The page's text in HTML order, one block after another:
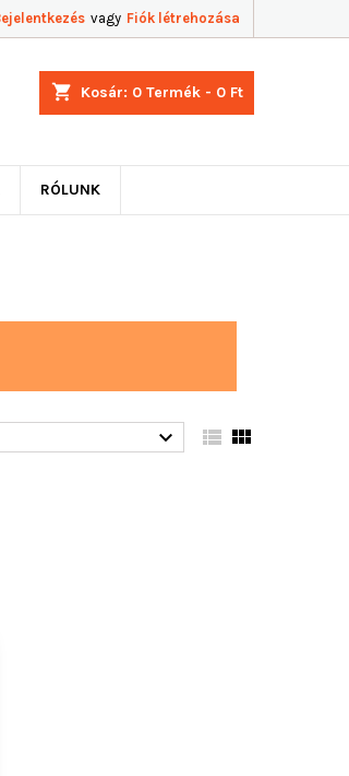
vagy Fiók létrehozása
shopping_cart Kosár: 0 Termék - 0 Ft
RÓLUNK
  